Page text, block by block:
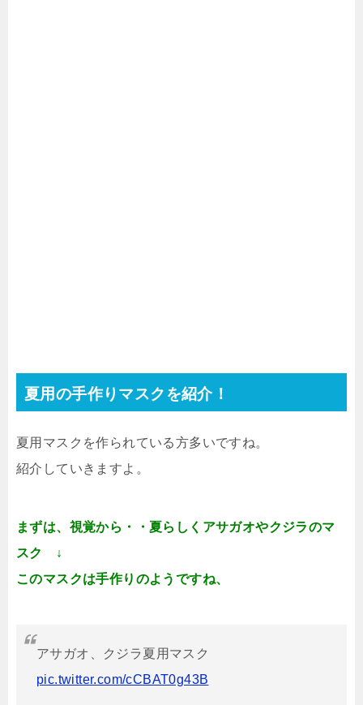
夏用の手作りマスクを紹介！
夏用マスクを作られている方多いですね。
紹介していきますよ。
まずは、視覚から・・夏らしくアサガオやクジラのマ
スク ↓
このマスクは手作りのようですね、
アサガオ、クジラ夏用マスク
pic.twitter.com/cCBAT0g43B